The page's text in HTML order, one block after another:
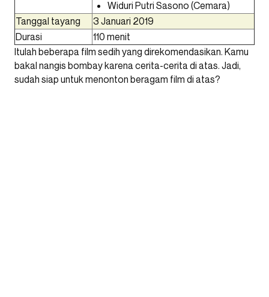
Widuri Putri Sasono (Cemara)
Tanggal tayang
3 Januari 2019
Durasi
110 menit
Itulah beberapa film sedih yang direkomendasikan. Kamu
bakal nangis bombay karena cerita-cerita di atas. Jadi,
sudah siap untuk menonton beragam film di atas?